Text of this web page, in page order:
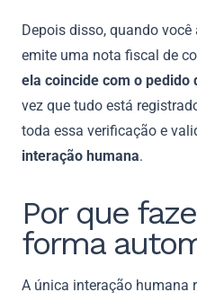
Depois disso, quando
emite uma nota fiscal de
ela coincide com o pedido
vez que tudo está
toda essa verificação e
interação humana.
Por que
forma
A única interação humana